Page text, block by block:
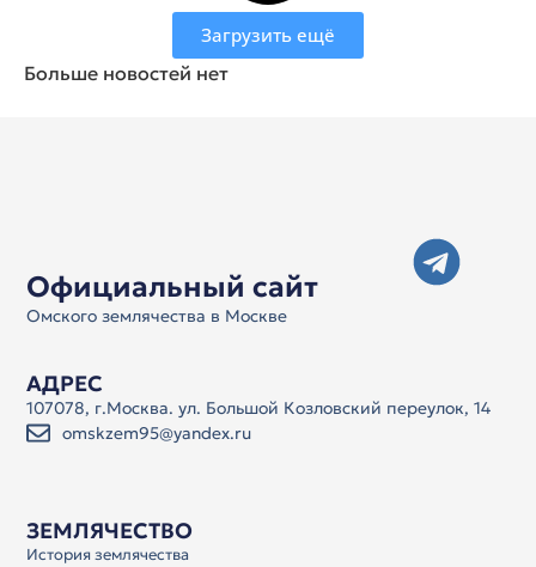
Загрузить ещё
Больше новостей нет
Официальный сайт
Омского землячества в Москве
ЗЕМЛЯЧЕСТВО
История землячества
АДРЕС
107078, г.Москва. ул. Большой Козловский переулок, 14
omskzem95@yandex.ru